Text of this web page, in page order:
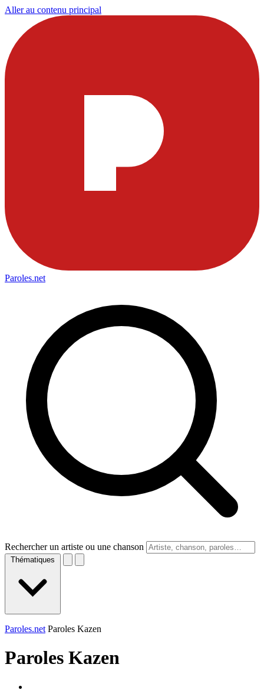
Aller au contenu principal
Paroles.net
Rechercher un artiste ou une chanson
Thématiques
Paroles.net Paroles Kazen
Paroles Kazen